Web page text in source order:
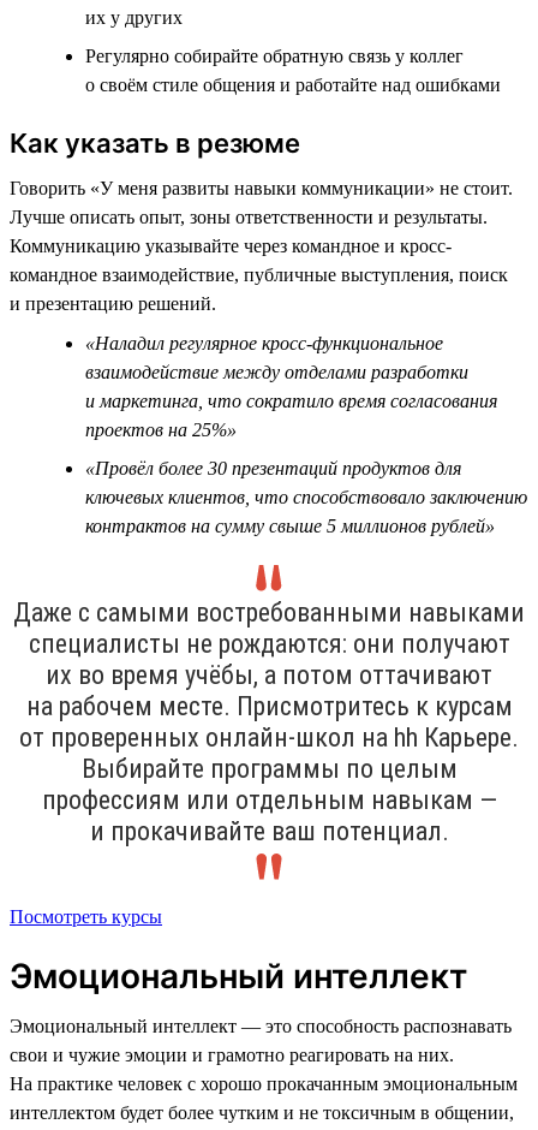
их у других
Регулярно собирайте обратную связь у коллег
о своём стиле общения и работайте над ошибками
Как указать в резюме
Говорить «У меня развиты навыки коммуникации» не стоит.
Лучше описать опыт, зоны ответственности и результаты.
Коммуникацию указывайте через командное и кросс-
командное взаимодействие, публичные выступления, поиск
и презентацию решений.
«Наладил регулярное кросс-функциональное
взаимодействие между отделами разработки
и маркетинга, что сократило время согласования
проектов на 25%»
«Провёл более 30 презентаций продуктов для
ключевых клиентов, что способствовало заключению
контрактов на сумму свыше 5 миллионов рублей»
Даже с самыми востребованными навыками
специалисты не рождаются: они получают
их во время учёбы, а потом оттачивают
на рабочем месте. Присмотритесь к курсам
от проверенных онлайн-школ на hh Карьере.
Выбирайте программы по целым
профессиям или отдельным навыкам —
и прокачивайте ваш потенциал.
Посмотреть курсы
Эмоциональный интеллект
Эмоциональный интеллект — это способность распознавать
свои и чужие эмоции и грамотно реагировать на них.
На практике человек с хорошо прокачанным эмоциональным
интеллектом будет более чутким и не токсичным в общении,